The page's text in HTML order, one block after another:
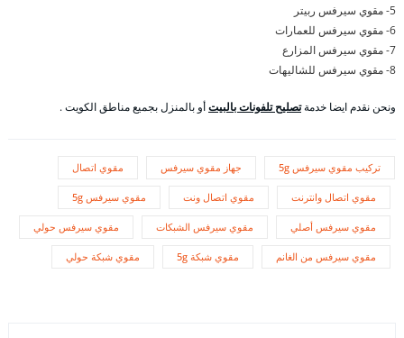
5- مقوي سيرفس ربيتر
6- مقوي سيرفس للعمارات
7- مقوي سيرفس المزارع
8- مقوي سيرفس للشاليهات
ونحن نقدم ايضا خدمةتصليح تلفونات بالبيتأو بالمنزل بجميع مناطق الكويت .
تركيب مقوي سيرفس 5g جهاز مقوي سيرفس مقوي اتصال
مقوي اتصال وانترنت مقوي اتصال ونت مقوي سيرفس 5g
مقوي سيرفس أصلي مقوي سيرفس الشبكات مقوي سيرفس حولي
مقوي سيرفس من الغانم مقوي شبكة 5g مقوي شبكة حولي